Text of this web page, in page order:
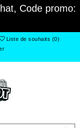
Code promo:
Liste de souhaits (0)